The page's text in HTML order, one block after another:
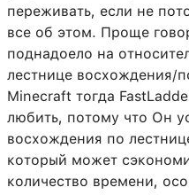
переживать, если не
все об этом. Проще
поднадоело на
лестнице восхождения/
Minecraft тогда
любить, потому что Он
восхождения по
который может
количество времени,